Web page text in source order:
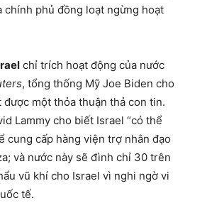
chính phủ đồng loạt ngừng hoạt
chỉ trích hoạt động của nước
, tổng thống Mỹ Joe Biden cho
một thỏa thuận thả con tin.
Lammy cho biết Israel “có thể
cung cấp hàng viện trợ nhân đạo
và nước này sẽ đình chỉ 30 trên
vũ khí cho Israel vì nghi ngờ vi
tế.